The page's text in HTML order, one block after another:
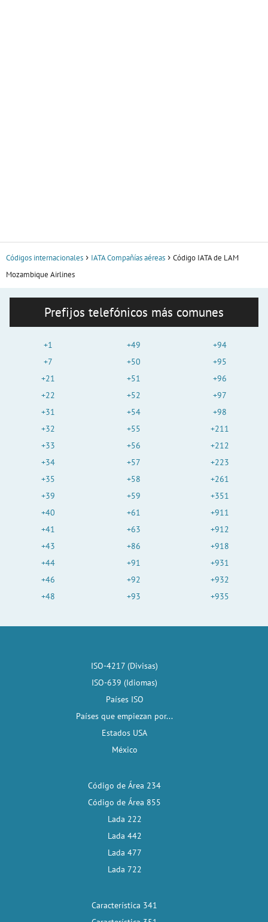
Códigos internacionales IATA Compañías aéreas
Código IATA de LAM
Mozambique Airlines
Prefijos telefónicos más comunes
+1
+7
+21
+22
+31
+32
+33
+34
+35
+39
+40
+41
+43
+44
+46
+48
+49
+50
+51
+52
+54
+55
+56
+57
+58
+59
+61
+63
+86
+91
+92
+93
+94
+95
+96
+97
+98
+211
+212
+223
+261
+351
+911
+912
+918
+931
+932
+935
ISO-4217 (Divisas)
ISO-639 (Idiomas)
Países ISO
Países que empiezan por...
Estados USA
México
Código de Área 234
Código de Área 855
Lada 222
Lada 442
Lada 477
Lada 722
Característica 341